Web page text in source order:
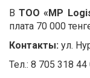
ВТОО «MP
плата 70 000
Контакты: ул.
Тел.: 8 705 318 44